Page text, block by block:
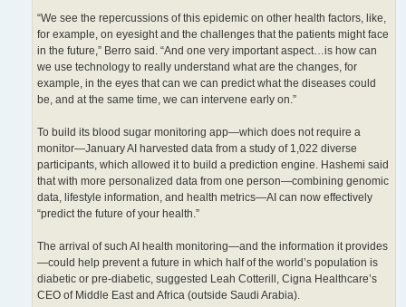
“We see the repercussions of this epidemic on other health factors, like,
for example, on eyesight and the challenges that the patients might face
in the future,” Berro said. “And one very important aspect…is how can
we use technology to really understand what are the changes, for
example, in the eyes that can we can predict what the diseases could
be, and at the same time, we can intervene early on.”
To build its blood sugar monitoring app—which does not require a
monitor—January AI harvested data from a study of 1,022 diverse
participants, which allowed it to build a prediction engine. Hashemi said
that with more personalized data from one person—combining genomic
data, lifestyle information, and health metrics—AI can now effectively
“predict the future of your health.”
The arrival of such AI health monitoring—and the information it provides
—could help prevent a future in which half of the world’s population is
diabetic or pre-diabetic, suggested Leah Cotterill, Cigna Healthcare’s
CEO of Middle East and Africa (outside Saudi Arabia).